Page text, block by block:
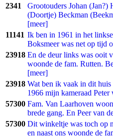
2341
Grootouders Johan
(Doortje) Beckman
[meer]
11141 Ik ben in 1961 in het
Boksmeer was net op tijd
23918 En de deur links was ooit
woonde de fam. Rutten.
[meer]
23918 Wat ben ik vaak in dit
1966 mijn kameraad
57300 Fam. Van Laarhoven
brede gang. En Peer van
57300 Dit winkeltje was toch op
en naast ons woonde de